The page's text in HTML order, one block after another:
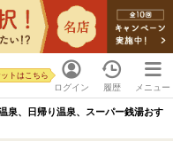
ログイン
トはこちら
履歴 メニュー
泉、日帰り温泉、スーパー銭湯おす